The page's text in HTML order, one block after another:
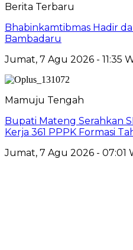
Berita Terbaru
Bhabinkamtibmas Hadir
Bambadaru
Jumat, 7 Agu 2026 - 11:35
Mamuju Tengah
Bupati Mateng Serahkan
Kerja 361 PPPK Formasi
Jumat, 7 Agu 2026 - 07:01